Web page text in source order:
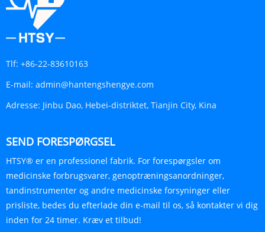
Tlf: +86-22-83610163
E-mail: admin@hantengshengye.com
Adresse: Jinbu Dao, Hebei-distriktet, Tianjin City, Kina
SEND FORESPØRGSEL
HTSY® er en professionel fabrik. For forespørgsler om
medicinske forbrugsvarer, genoptræningsanordninger,
tandinstrumenter og andre medicinske forsyninger eller
prisliste, bedes du efterlade din e-mail til os, så kontakter vi dig
inden for 24 timer. Kræv et tilbud!